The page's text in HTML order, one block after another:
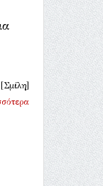
[Σμίλη]